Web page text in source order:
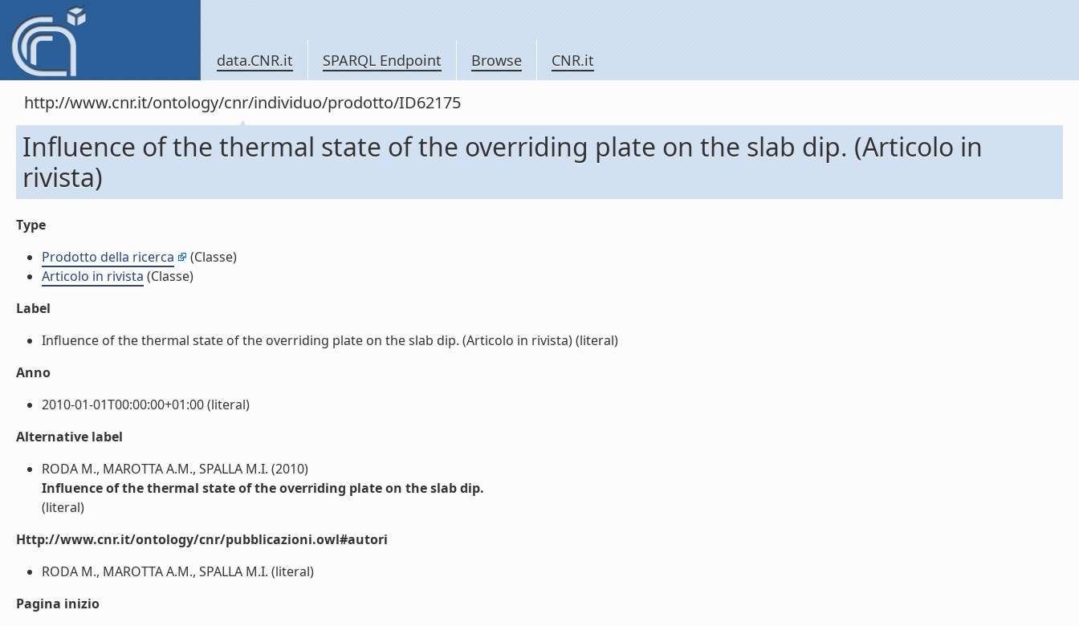
data.CNR.it SPARQL Endpoint Browse CNR.it
http://www.cnr.it/ontology/cnr/individuo/prodotto/ID62175
Influence of the thermal state of the overriding plate on the slab dip. (Articolo in
rivista)
Type
Prodotto della ricerca
(Classe)
Articolo in rivista (Classe)
Label
Influence of the thermal state of the overriding plate on the slab dip. (Articolo in rivista) (literal)
Anno
2010-01-01T00:00:00+01:00 (literal)
Alternative label
RODA M., MAROTTA A.M., SPALLA M.I. (2010)
Influence of the thermal state of the overriding plate on the slab dip.
(literal)
Http://www.cnr.it/ontology/cnr/pubblicazioni.owl#autori
RODA M., MAROTTA A.M., SPALLA M.I. (literal)
Pagina inizio